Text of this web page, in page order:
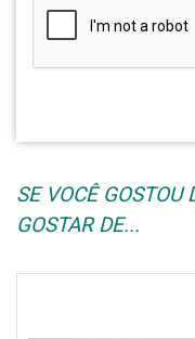
SE VOCÊ GOSTOU
GOSTAR DE...